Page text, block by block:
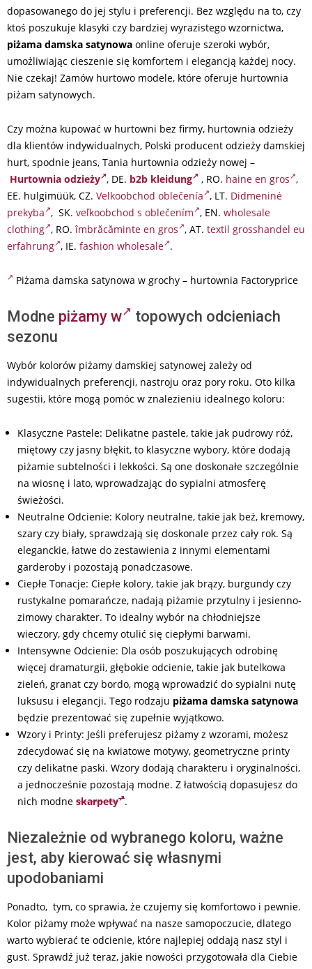
dopasowanego do jej stylu i preferencji. Bez względu na to, czy
ktoś poszukuje klasyki czy bardziej wyrazistego wzornictwa,
piżama damska satynowa online oferuje szeroki wybór,
umożliwiając cieszenie się komfortem i elegancją każdej nocy.
Nie czekaj! Zamów hurtowo modele, które oferuje hurtownia
piżam satynowych.
Czy można kupować w hurtowni bez firmy, hurtownia odzieży
dla klientów indywidualnych, Polski producent odzieży damskiej
hurt, spodnie jeans, Tania hurtownia odzieży nowej –
Hurtownia odzieży , DE. b2b kleidung , RO. haine en gros ,
EE. hulgimüük, CZ. Velkoobchod oblečenía , LT. Didmeninė
prekyba , SK. veľkoobchod s oblečením , EN. wholesale
clothing , RO.îmbrăcăminte en gros , AT. textil grosshandel eu
erfahrung , IE. fashion wholesale .
Piżama damska satynowa w grochy – hurtownia Factoryprice
Modne piżamy w
topowych odcieniach
sezonu
Wybór kolorów piżamy damskiej satynowej zależy od
indywidualnych preferencji, nastroju oraz pory roku. Oto kilka
sugestii, które mogą pomóc w znalezieniu idealnego koloru:
Klasyczne Pastele: Delikatne pastele, takie jak pudrowy róż,
miętowy czy jasny błękit, to klasyczne wybory, które dodają
piżamie subtelności i lekkości. Są one doskonałe szczególnie
na wiosnę i lato, wprowadzając do sypialni atmosferę
świeżości.
Neutralne Odcienie: Kolory neutralne, takie jak beż, kremowy,
szary czy biały, sprawdzają się doskonale przez cały rok. Są
eleganckie, łatwe do zestawienia z innymi elementami
garderoby i pozostają ponadczasowe.
Ciepłe Tonacje: Ciepłe kolory, takie jak brązy, burgundy czy
rustykalne pomarańcze, nadają piżamie przytulny i jesienno-
zimowy charakter. To idealny wybór na chłodniejsze
wieczory, gdy chcemy otulić się ciepłymi barwami.
Intensywne Odcienie: Dla osób poszukujących odrobinę
więcej dramaturgii, głębokie odcienie, takie jak butelkowa
zieleń, granat czy bordo, mogą wprowadzić do sypialni nutę
luksusu i elegancji. Tego rodzaju piżama damska satynowa
będzie prezentować się zupełnie wyjątkowo.
Wzory i Printy: Jeśli preferujesz piżamy z wzorami, możesz
zdecydować się na kwiatowe motywy, geometryczne printy
czy delikatne paski. Wzory dodają charakteru i oryginalności,
a jednocześnie pozostają modne. Z łatwością dopasujesz do
nich modne skarpety .
Niezależnie od wybranego koloru, ważne
jest, aby kierować się własnymi
upodobaniami
Ponadto, tym, co sprawia, że czujemy się komfortowo i pewnie.
Kolor piżamy może wpływać na nasze samopoczucie, dlatego
warto wybierać te odcienie, które najlepiej oddają nasz styl i
gust. Sprawdź już teraz, jakie nowości przygotowała dla Ciebie